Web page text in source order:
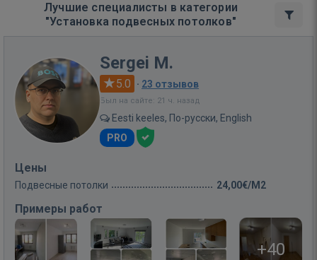
Лучшие специалисты в категории
"Установка подвесных потолков"
Sergei M.
5.0 · 23 отзывов
Был на сайте: 21 ч. назад
Eesti keeles, По-русски, English
PRO
Цены
Подвесные потолки 24,00€/M2
Примеры работ
+40